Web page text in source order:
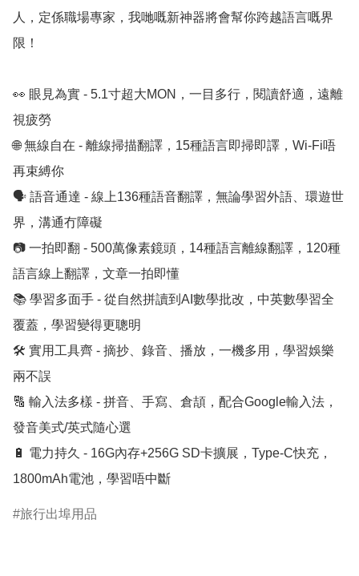
人，定係職場專家，我哋嘅新神器將會幫你跨越語言嘅界
限！
👀 眼見為實 - 5.1寸超大MON，一目多行，閱讀舒適，遠離
視疲勞
🌐 無線自在 - 離線掃描翻譯，15種語言即掃即譯，Wi-Fi唔
再束縛你
🗣 語音通達 - 線上136種語音翻譯，無論學習外語、環遊世
界，溝通冇障礙
📷 一拍即翻 - 500萬像素鏡頭，14種語言離線翻譯，120種
語言線上翻譯，文章一拍即懂
📚 學習多面手 - 從自然拼讀到AI數學批改，中英數學習全
覆蓋，學習變得更聰明
🛠 實用工具齊 - 摘抄、錄音、播放，一機多用，學習娛樂
兩不誤
🔠 輸入法多樣 - 拼音、手寫、倉頡，配合Google輸入法，
發音美式/英式隨心選
🔋 電力持久 - 16G內存+256G SD卡擴展，Type-C快充，
1800mAh電池，學習唔中斷
旅行出埠用品